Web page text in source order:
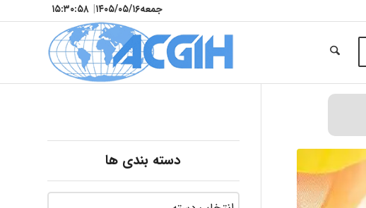
جمعه۱۴۰۵/۰۵/۱۶| ۱۵:۳۱:۰۰
دسته بندی ها